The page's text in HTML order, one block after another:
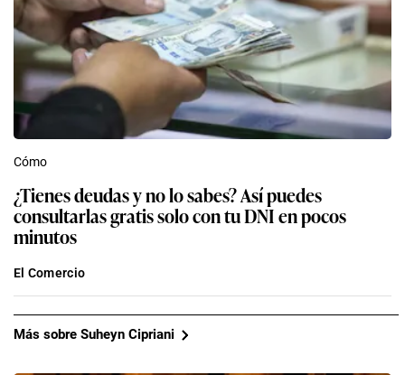
Cómo
¿Tienes deudas y no lo sabes? Así puedes
consultarlas gratis solo con tu DNI en pocos
minutos
El Comercio
Más sobre Suheyn Cipriani